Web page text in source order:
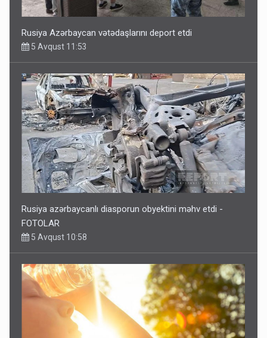
Rusiya Azərbaycan vətədaşlarını deport etdi
5 Avqust 11:53
Rusiya azərbaycanlı diasporun obyektini məhv etdi -
FOTOLAR
5 Avqust 10:58